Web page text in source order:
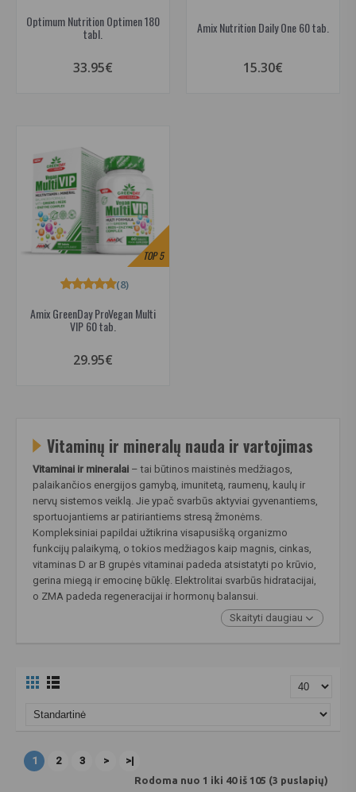
Optimum Nutrition Optimen 180
tabl.
33.95€
Amix Nutrition Daily One 60 tab.
15.30€
TOP5
Amix GreenDay ProVegan Multi
VIP 60 tab.
(8)
29.95€
Vitaminų ir mineralų nauda ir vartojimas
Vitaminai ir mineralai – tai būtinos maistinės medžiagos,
palaikančios energijos gamybą, imunitetą, raumenų, kaulų ir
nervų sistemos veiklą. Jie ypač svarbūs aktyviai gyvenantiems,
sportuojantiems ar patiriantiems stresą žmonėms.
Kompleksiniai papildai užtikrina visapusišką organizmo
funkcijų palaikymą, o tokios medžiagos kaip magnis, cinkas,
vitaminas D ar B grupės vitaminai padeda atsistatyti po krūvio,
gerina miegą ir emocinę būklę. Elektrolitai svarbūs hidratacijai,
o ZMA padeda regeneracijai ir hormonų balansui.
Skaityti daugiau
1 2 3 > >|
Rodoma nuo 1 iki 40 iš 105 (3 puslapių)